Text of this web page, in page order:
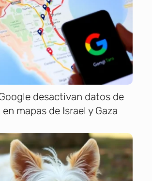
desactivan datos de
mapas de Israel y Gaza